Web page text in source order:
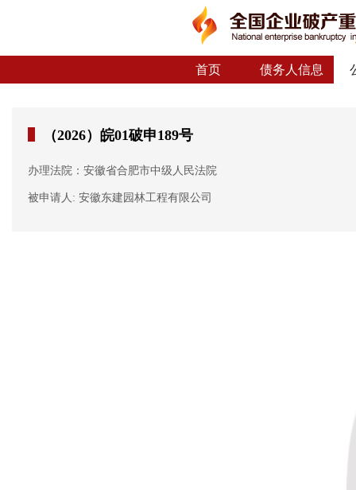
首页 债务人信息
（2026）皖01破申189号
办理法院：安徽省合肥市中级人民法院
被申请人: 安徽东建园林工程有限公司